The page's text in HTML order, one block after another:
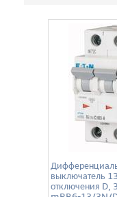
выключатель
отключения D,